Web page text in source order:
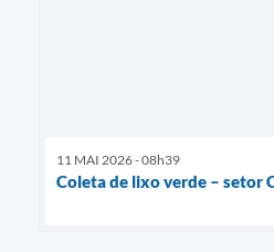
11 MAI 2026 - 08h39
Coleta de lixo verde – setor